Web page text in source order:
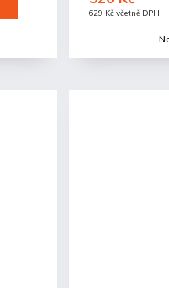
629 Kč včetně DPH